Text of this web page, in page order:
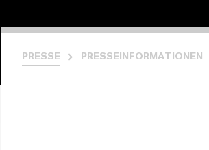
PRESSE PRESSEINFORMATIONEN